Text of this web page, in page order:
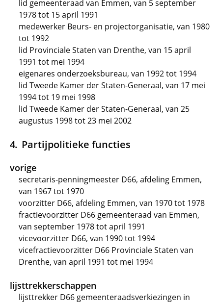
lid gemeenteraad van Emmen, van 5 september
1978 tot 15 april 1991
medewerker Beurs- en projectorganisatie, van 1980
tot 1992
lid Provinciale Staten van Drenthe, van 15 april
1991 tot mei 1994
eigenares onderzoeksbureau, van 1992 tot 1994
lid Tweede Kamer der Staten-Generaal, van 17 mei
1994 tot 19 mei 1998
lid Tweede Kamer der Staten-Generaal, van 25
augustus 1998 tot 23 mei 2002
Partijpolitieke functies
vorige
secretaris-penningmeester D66, afdeling Emmen,
van 1967 tot 1970
voorzitter D66, afdeling Emmen, van 1970 tot 1978
fractievoorzitter D66 gemeenteraad van Emmen,
van september 1978 tot april 1991
vicevoorzitter D66, van 1990 tot 1994
vicefractievoorzitter D66 Provinciale Staten van
Drenthe, van april 1991 tot mei 1994
lijsttrekkerschappen
lijsttrekker D66 gemeenteraadsverkiezingen in